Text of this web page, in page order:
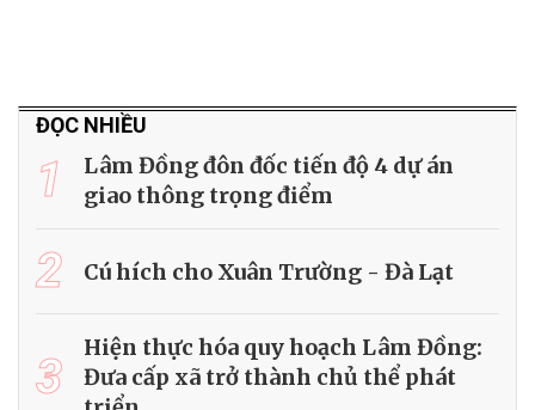
ĐỌC NHIỀU
1
Lâm Đồng đôn đốc tiến độ 4 dự án
giao thông trọng điểm
2 Cú hích cho Xuân Trường - Đà Lạt
3
Hiện thực hóa quy hoạch Lâm Đồng:
Đưa cấp xã trở thành chủ thể phát